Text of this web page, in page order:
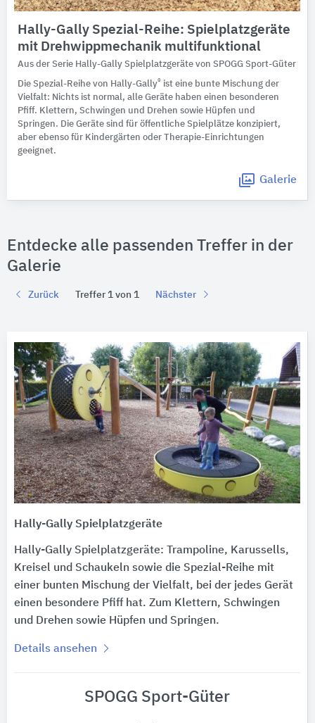
Hally-Gally Spezial-Reihe: Spielplatzgeräte
mit Drehwippmechanik multifunktional
Aus der Serie Hally-Gally Spielplatzgeräte von SPOGG Sport-Güter
Die Spezial-Reihe von Hally-Gally® ist eine bunte Mischung der
Vielfalt: Nichts ist normal, alle Geräte haben einen besonderen
Pfiff. Klettern, Schwingen und Drehen sowie Hüpfen und
Springen. Die Geräte sind für öffentliche Spielplätze konzipiert,
aber ebenso für Kindergärten oder Therapie-Einrichtungen
geeignet.
Galerie
Entdecke alle passenden Treffer in der
Galerie
Zurück Treffer 1 von 1 Nächster
Hally-Gally Spielplatzgeräte
Hally-Gally Spielplatzgeräte: Trampoline, Karussells,
Kreisel und Schaukeln sowie die Spezial-Reihe mit
einer bunten Mischung der Vielfalt, bei der jedes Gerät
einen besondere Pfiff hat. Zum Klettern, Schwingen
und Drehen sowie Hüpfen und Springen.
Details ansehen
SPOGG Sport-Güter